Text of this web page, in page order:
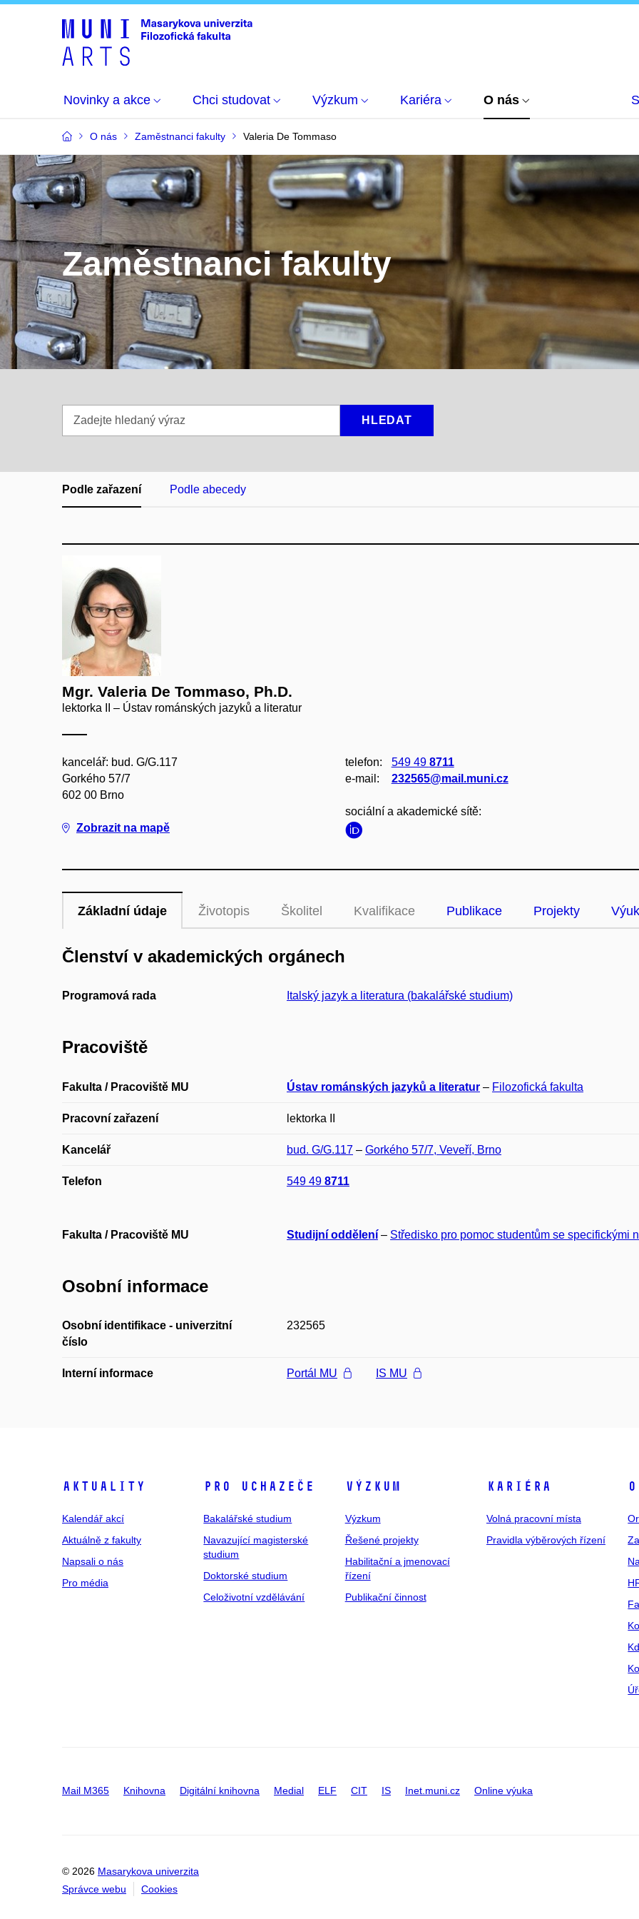
Novinky a akce Chci studovat Výzkum Kariéra O nás
O nás Zaměstnanci fakulty Valeria De Tommaso
Zaměstnanci fakulty
hledaný
HLEDAT
Podle zařazení Podle abecedy
Mgr. Valeria De Tommaso, Ph.D.
lektorka II – Ústav románských jazyků a literatur
kancelář: bud. G/G.117
Gorkého 57/7
602 00 Brno
Zobrazit na mapě
telefon: 549 49 8711
e‑mail:
232565@mail.muni.cz
sociální a akademické sítě:
Základní údaje Životopis Školitel Kvalifikace Publikace Projekty
Členství v akademických orgánech
Programová rada Italský jazyk a literatura (bakalářské studium)
Pracoviště
Fakulta / Pracoviště MU Ústav románských jazyků a literatur – Filozofická fakulta
Pracovní zařazení lektorka II
Kancelář bud. G/G.117 – Gorkého 57/7, Veveří, Brno
Telefon 549 49 8711
Fakulta / Pracoviště MU Studijní oddělení – Středisko pro pomoc studentům se specifickými
Osobní informace
Osobní identifikace - univerzitní
číslo
232565
Interní informace Portál MU IS MU
Aktuality
Kalendář akcí
Aktuálně z fakulty
Napsali o nás
Pro média
Pro uchazeče
Bakalářské studium
Navazující magisterské
studium
Doktorské studium
Celoživotní vzdělávání
Výzkum
Výzkum
Řešené projekty
Habilitační a jmenovací
řízení
Publikační činnost
Kariéra
Volná pracovní místa
Pravidla výběrových řízení
Mail M365 Knihovna Digitální knihovna Medial ELF CIT IS Inet.muni.cz Online výuka
© 2026 Masarykova univerzita
Správce webu
Cookies